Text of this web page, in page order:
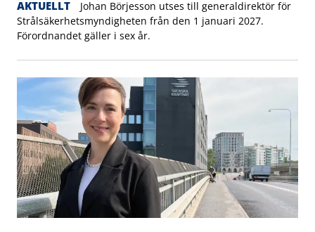
AKTUELLT
Johan Börjesson utses till generaldirektör för
Strålsäkerhetsmyndigheten från den 1 januari 2027.
Förordnandet gäller i sex år.